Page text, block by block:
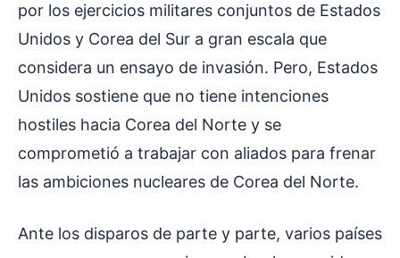
por los ejercicios militares conjuntos de Estados
Unidos y Corea del Sur a gran escala que
considera un ensayo de invasión. Pero, Estados
Unidos sostiene que no tiene intenciones
hostiles hacia Corea del Norte y se
comprometió a trabajar con aliados para frenar
las ambiciones nucleares de Corea del Norte.
Ante los disparos de parte y parte, varios países